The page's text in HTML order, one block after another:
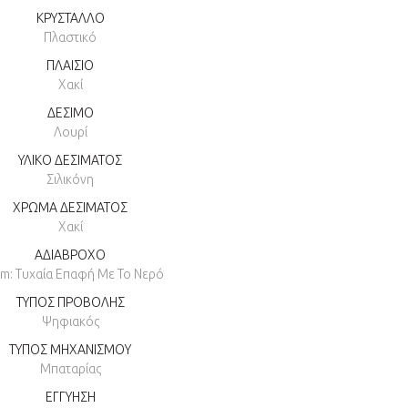
ΚΡΥΣΤΑΛΛΟ
Πλαστικό
ΠΛΑΙΣΙΟ
Χακί
ΔΕΣΙΜΟ
Λουρί
ΥΛΙΚΟ ΔΕΣΙΜΑΤΟΣ
Σιλικόνη
ΧΡΩΜΑ ΔΕΣΙΜΑΤΟΣ
Χακί
ΑΔΙΑΒΡΟΧΟ
Τυχαία Επαφή Με Το Νερό
ΤΥΠΟΣ ΠΡΟΒΟΛΗΣ
Ψηφιακός
ΤΥΠΟΣ ΜΗΧΑΝΙΣΜΟΥ
Μπαταρίας
ΕΓΓΥΗΣΗ